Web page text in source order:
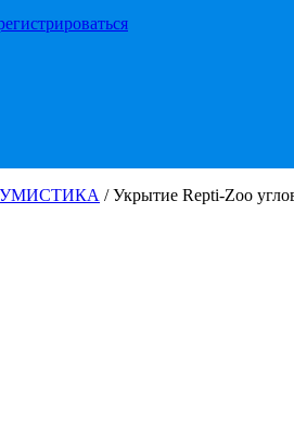
/ Укрытие Repti-Zoo